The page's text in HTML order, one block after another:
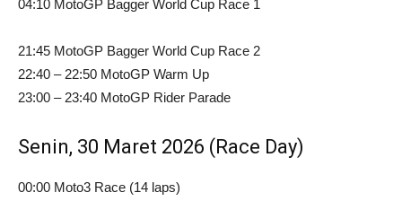
04:10 MotoGP Bagger World Cup Race 1
21:45 MotoGP Bagger World Cup Race 2
22:40 – 22:50 MotoGP Warm Up
23:00 – 23:40 MotoGP Rider Parade
Senin, 30 Maret 2026 (Race Day)
00:00 Moto3 Race (14 laps)